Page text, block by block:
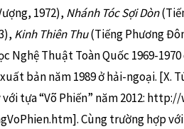
1972), Nhánh Tóc Sợi Dòn
Kinh Thiên Thu(Tiếng Phương
Nghệ Thuật Toàn Quốc 1969-
bản năm 1989 ở hải-ngoại. [X.
tựa “Võ Phiến” năm 2012:
Cùng trường hợp với